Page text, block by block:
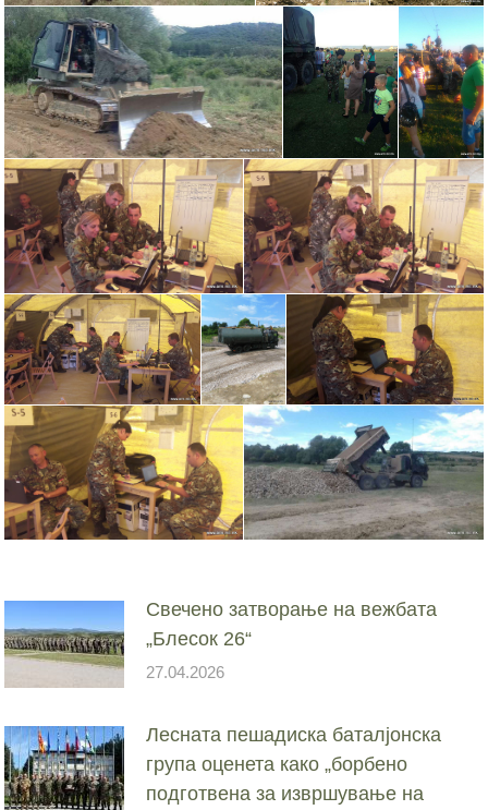
Свечено затворање на вежбата
„Блесок 26“
27.04.2026
Лесната пешадиска баталјонска
група оценета како „борбено
подготвена за извршување на